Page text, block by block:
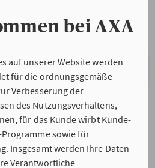
bei AXA
auf unserer Website werden
für die ordnungsgemäße
Verbesserung der
des Nutzungsverhaltens,
für das Kunde wirbt Kunde-
sowie für
Insgesamt werden Ihre Daten
Verantwortliche
& WEITER